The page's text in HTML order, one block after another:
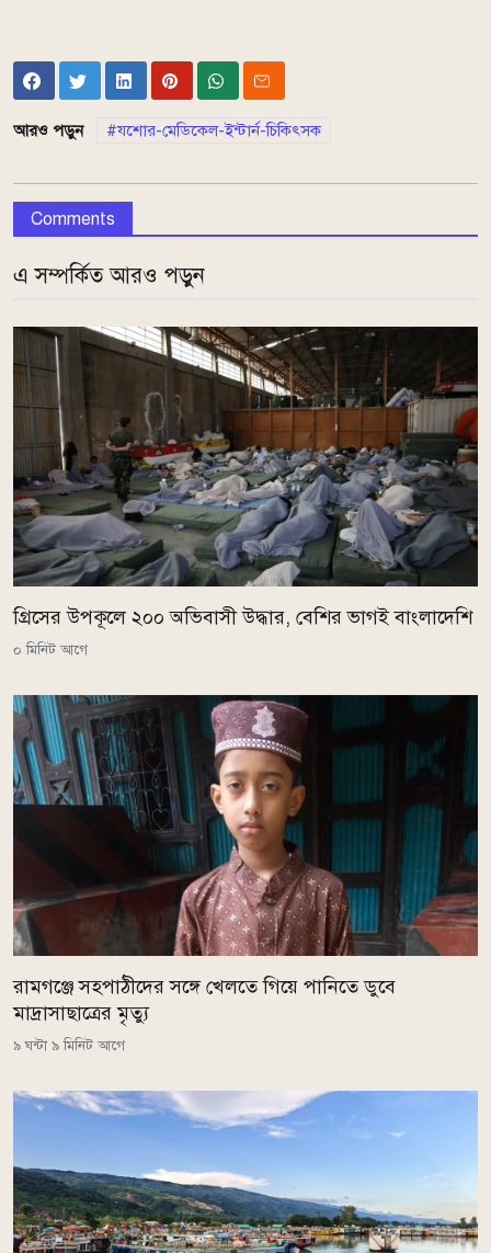
আরও পড়ুন যশোর-মেডিকেল-ইন্টার্ন-চিকিৎসক
Comments
এ সম্পর্কিত আরও পড়ুন
গ্রিসের উপকূলে ২০০ অভিবাসী উদ্ধার, বেশির ভাগই বাংলাদেশি
০ মিনিট আগে
রামগঞ্জে সহপাঠীদের সঙ্গে খেলতে গিয়ে পানিতে ডুবে
মাদ্রাসাছাত্রের মৃত্যু
৯ ঘন্টা ৯ মিনিট আগে